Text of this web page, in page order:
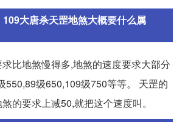
大唐杀天罡地煞大概要什么属
比地煞慢得多,地煞的速度要求大部分
550,89级650,109级750等等。 天罡的
的要求上减50,就把这个速度叫。